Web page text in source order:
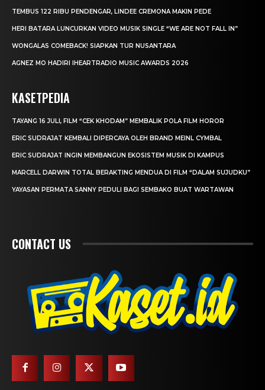
TEMBUS 122 RIBU PENDENGAR, LINDEE CREMONA MAKIN PEDE
HERI BATARA LUNCURKAN VIDEO MUSIK SINGLE “WE ARE NOT FALL IN”
WONGALAS COMEBACK! SIAPKAN TUR NUSANTARA
AGNEZ MO HADIRI IHEARTRADIO MUSIC AWARDS 2026
KASETPEDIA
TAYANG 16 JULI, FILM “CEK KHODAM” MEMBALIK POLA FILM HOROR
ERIC SUDRAJAT KEMBALI DIPERCAYA OLEH BRAND MEINL CYMBAL
ERIC SUDRAJAT INGIN MEMBANGUN EKOSISTEM MUSIK DI KAMPUS
MARCELL DARWIN TOTAL BERAKTING MENDUA DI FILM “DALAM SUJUDKU”
YAYASAN PERMATA SANNY PEDULI BAGI SEMBAKO BUAT WARTAWAN
CONTACT US